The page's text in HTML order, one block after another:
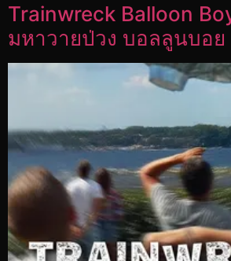
Trainwreck Balloon
มหาวายป่วง บอลลูนบอย